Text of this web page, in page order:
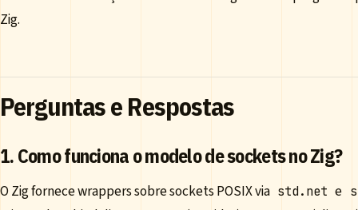
Zig.
Perguntas e Respostas
1. Como funciona o modelo de sockets no Zig?
O Zig fornece wrappers sobre sockets POSIX via std.net e